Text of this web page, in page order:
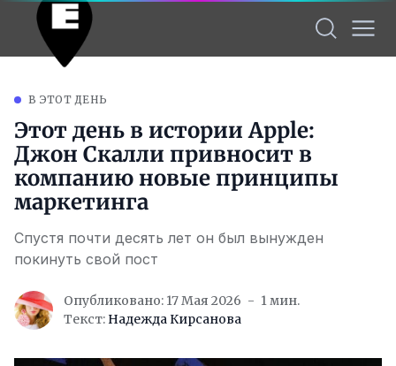
В ЭТОТ ДЕНЬ
Этот день в истории Apple:
Джон Скалли привносит в
компанию новые принципы
маркетинга
Спустя почти десять лет он был вынужден
покинуть свой пост
Опубликовано: 17 Мая 2026
1 мин.
Текст: Надежда Кирсанова